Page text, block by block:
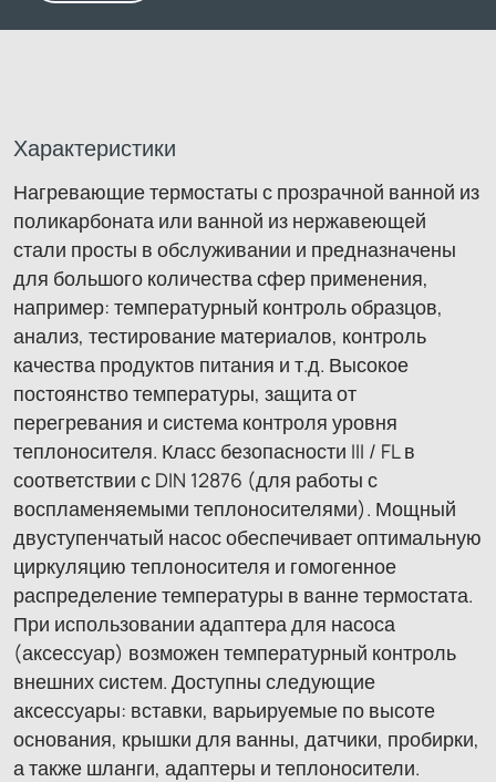
Характеристики
Нагревающие термостаты с прозрачной ванной из
поликарбоната или ванной из нержавеющей
стали просты в обслуживании и предназначены
для большого количества сфер применения,
например: температурный контроль образцов,
анализ, тестирование материалов, контроль
качества продуктов питания и т.д. Высокое
постоянство температуры, защита от
перегревания и система контроля уровня
теплоносителя. Класс безопасности III / FL в
соответствии с DIN 12876 (для работы с
воспламеняемыми теплоносителями). Мощный
двуступенчатый насос обеспечивает оптимальную
циркуляцию теплоносителя и гомогенное
распределение температуры в ванне термостата.
При использовании адаптера для насоса
(аксессуар) возможен температурный контроль
внешних систем. Доступны следующие
аксессуары: вставки, варьируемые по высоте
основания, крышки для ванны, датчики, пробирки,
а также шланги, адаптеры и теплоносители.